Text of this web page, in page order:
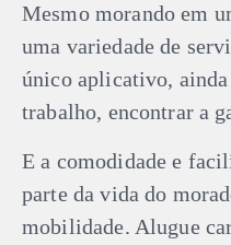
Mesmo morando em
uma variedade de
único aplicativo, ainda
trabalho, encontrar a
E a comodidade e
parte da vida do
mobilidade. Alugue